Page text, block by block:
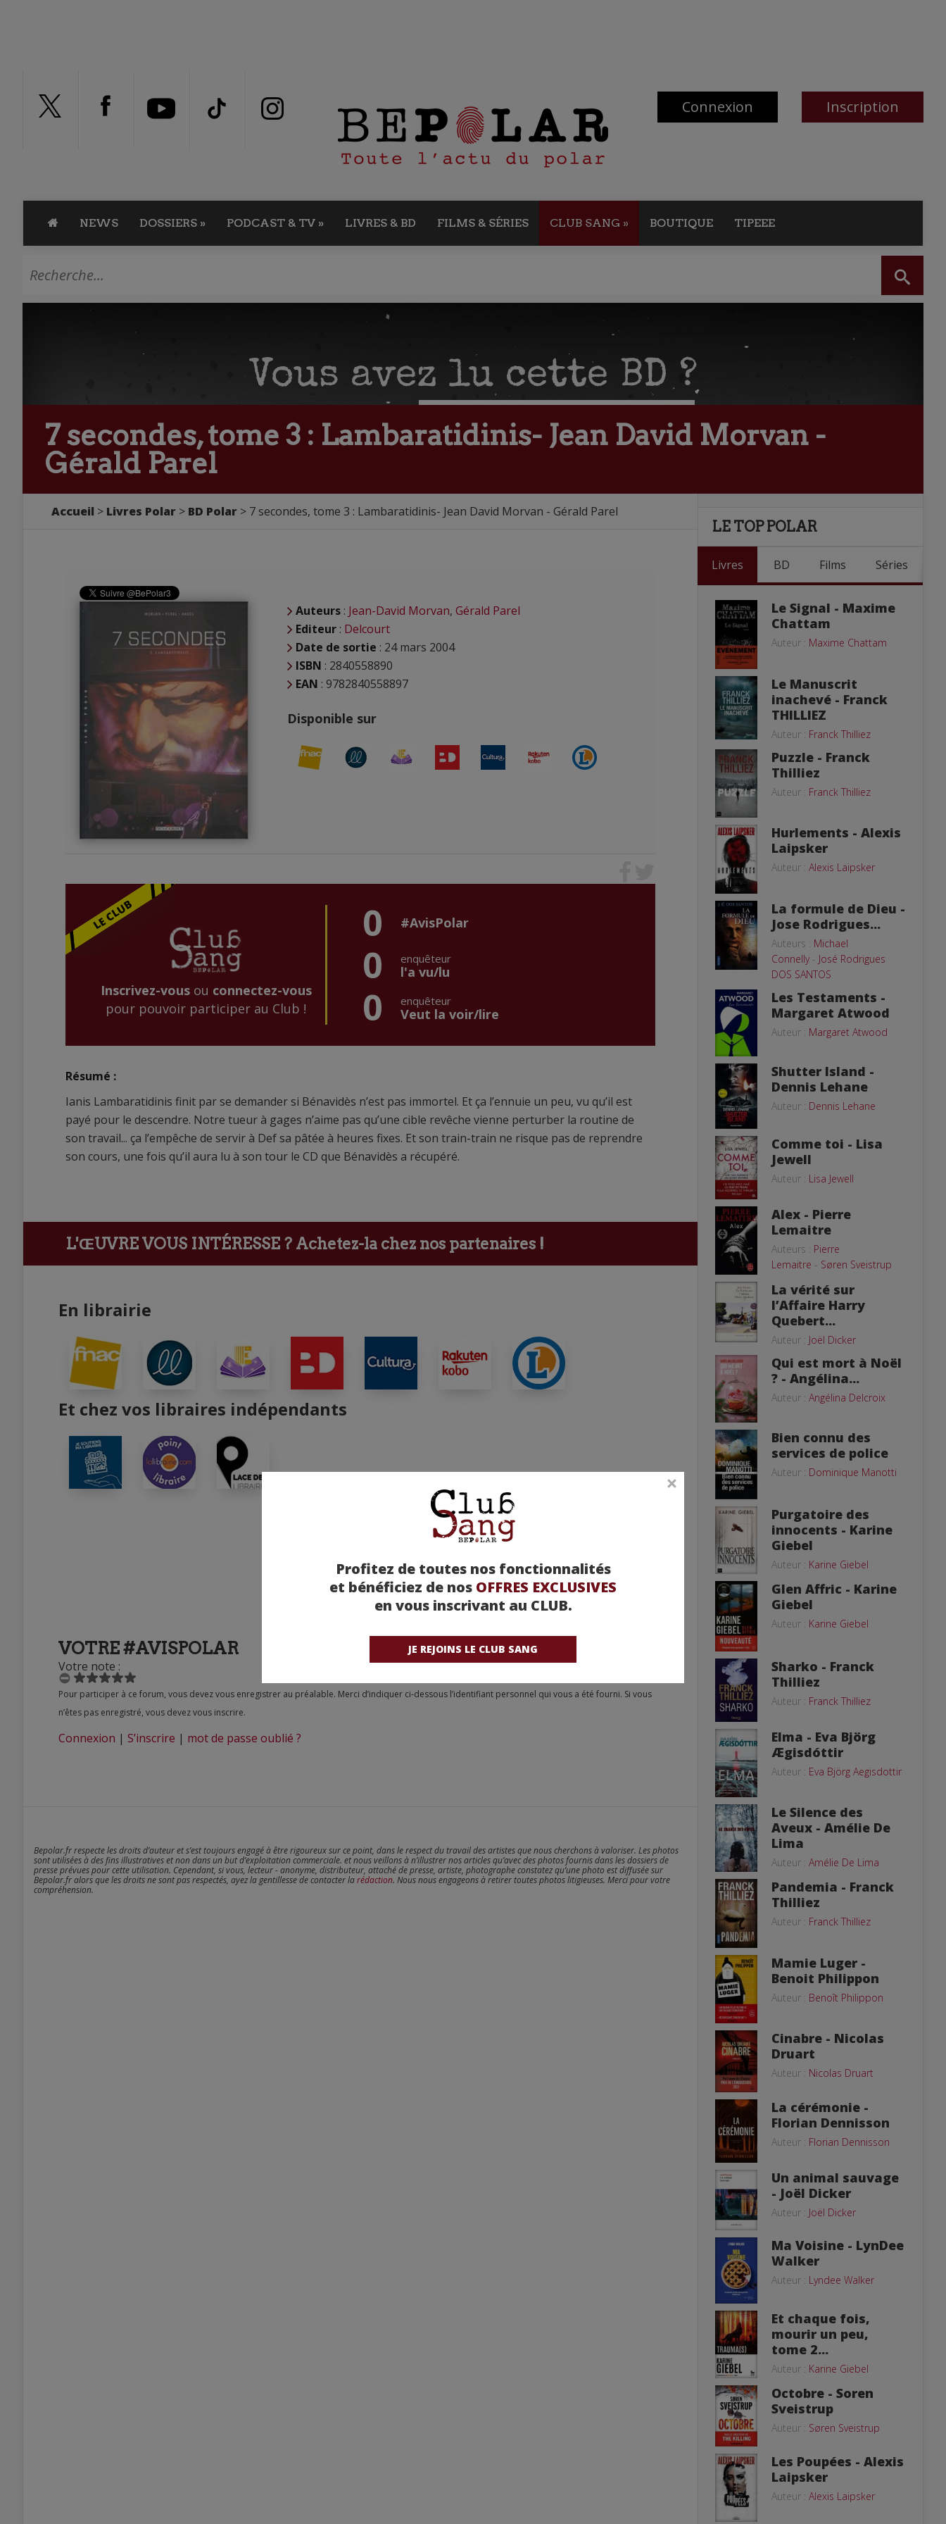
Connexion Inscription
NEWS DOSSIERS » PODCAST & TV » LIVRES & BD FILMS & SÉRIES CLUB SANG » BOUTIQUE TIPEEE
Profitez de toutes nos fonctionnalités
et bénéficiez de nos OFFRES EXCLUSIVES
en vous inscrivant au CLUB.
JE REJOINS LE CLUB SANG
7 secondes, tome 3 : Lambaratidinis- Jean David Morvan -
Gérald Parel
Accueil Livres Polar BD Polar 7 secondes, tome 3 : Lambaratidinis- Jean David Morvan - Gérald Parel
Auteurs : Jean-David Morvan, Gérald Parel
Editeur : Delcourt
Date de sortie : 24 mars 2004
ISBN : 2840558890
EAN : 9782840558897
Disponible sur
Inscrivez-vousou connectez-vous
pour pouvoir participer au Club !
0 #AvisPolar
0 enquêteur
l'a vu/lu
0 enquêteur
Veut la voir/lire
Résumé :
Ianis Lambaratidinis finit par se demander si Bénavidès n’est pas immortel. Et ça l’ennuie un peu, vu qu’il est
payé pour le descendre. Notre tueur à gages n’aime pas qu’une cible revêche vienne perturber la routine de
son travail... ça l’empêche de servir à Def sa pâtée à heures fixes. Et son train-train ne risque pas de reprendre
son cours, une fois qu’il aura lu à son tour le CD que Bénavidès a récupéré.
L'ŒUVRE VOUS INTÉRESSE ? Achetez-la chez nos partenaires !
En librairie
Et chez vos libraires indépendants
VOTRE #AVISPOLAR
Votre note :
Pour participer à ce forum, vous devez vous enregistrer au préalable. Merci d’indiquer ci-dessous l’identifiant personnel qui vous a été fourni. Si vous
n’êtes pas enregistré, vous devez vous inscrire.
Connexion | S’inscrire | mot de passe oublié ?
Bepolar.fr respecte les droits d’auteur et s’est toujours engagé à être rigoureux sur ce point, dans le respect du travail des artistes que nous cherchons à valoriser. Les photos
sont utilisées à des fins illustratives et non dans un but d’exploitation commerciale. et nous veillons à n’illustrer nos articles qu’avec des photos fournis dans les dossiers de
presse prévues pour cette utilisation. Cependant, si vous, lecteur - anonyme, distributeur, attaché de presse, artiste, photographe constatez qu’une photo est diffusée sur
Bepolar.fr alors que les droits ne sont pas respectés, ayez la gentillesse de contacter larédaction. Nous nous engageons à retirer toutes photos litigieuses. Merci pour votre
compréhension.
LE TOP POLAR
Livres BD Films Séries
Le Signal - Maxime
Chattam
Auteur : Maxime Chattam
Le Manuscrit
inachevé - Franck
THILLIEZ
Auteur : Franck Thilliez
Puzzle - Franck
Thilliez
Auteur : Franck Thilliez
Hurlements - Alexis
Laipsker
Auteur : Alexis Laipsker
La formule de Dieu -
Jose Rodrigues...
Auteurs : Michael
Connelly- José Rodrigues
DOS SANTOS
Les Testaments -
Margaret Atwood
Auteur : Margaret Atwood
Shutter Island -
Dennis Lehane
Auteur : Dennis Lehane
Comme toi - Lisa
Jewell
Auteur : Lisa Jewell
Alex - Pierre
Lemaitre
Auteurs : Pierre
Lemaitre - Søren Sveistrup
La vérité sur
l’Affaire Harry
Quebert...
Auteur : Joël Dicker
Qui est mort à Noël
? - Angélina...
Auteur : Angélina Delcroix
Bien connu des
services de police
Auteur : Dominique Manotti
Purgatoire des
innocents - Karine
Giebel
Auteur : Karine Giebel
Glen Affric - Karine
Giebel
Auteur : Karine Giebel
Sharko - Franck
Thilliez
Auteur : Franck Thilliez
Elma - Eva Björg
Ægisdóttir
Auteur : Eva Björg Aegisdottir
Le Silence des
Aveux - Amélie De
Lima
Auteur : Amélie De Lima
Pandemia - Franck
Thilliez
Auteur : Franck Thilliez
Mamie Luger -
Benoit Philippon
Auteur : Benoît Philippon
Cinabre - Nicolas
Druart
Auteur : Nicolas Druart
La cérémonie -
Florian Dennisson
Auteur : Florian Dennisson
Un animal sauvage
- Joël Dicker
Auteur : Joël Dicker
Ma Voisine - LynDee
Walker
Auteur : Lyndee Walker
Et chaque fois,
mourir un peu,
tome 2...
Auteur : Karine Giebel
Octobre - Soren
Sveistrup
Auteur : Søren Sveistrup
Les Poupées - Alexis
Laipsker
Auteur : Alexis Laipsker